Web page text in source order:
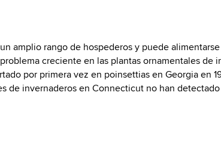
amplio rango de hospederos y puede
creciente en las plantas ornamentales de
por primera vez en poinsettias en Georgia en
de invernaderos en Connecticut no han